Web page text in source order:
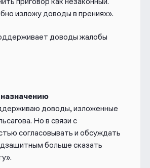
изложу доводы в прениях».
доводы жалобы
доводы, изложенные
Но в связи с
согласовывать и обсуждать
больше сказать